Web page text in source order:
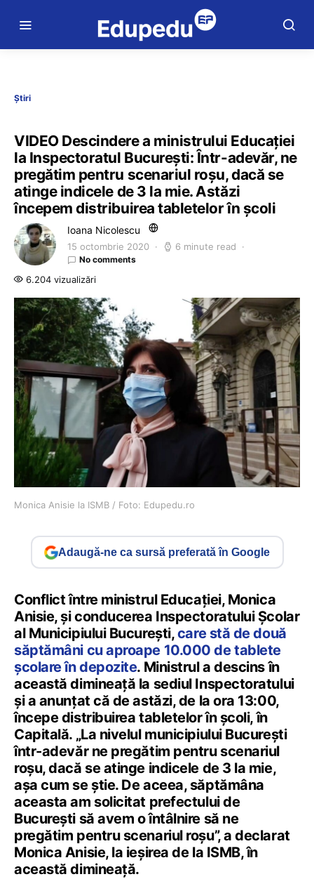
Știri
VIDEO Descindere a ministrului Educației
la Inspectoratul București: Într-adevăr, ne
pregătim pentru scenariul roșu, dacă se
atinge indicele de 3 la mie. Astăzi
începem distribuirea tabletelor în școli
Ioana Nicolescu
15 octombrie 2020 6 minute read
No comments
6.204 vizualizări
Monica Anisie la ISMB / Foto: Edupedu.ro
Adaugă-ne ca sursă preferată în Google
Conflict între ministrul Educației, Monica
Anisie, și conducerea Inspectoratului Școlar
al Municipiului București,care stă de două
săptămâni cu aproape 10.000 de tablete
școlare în depozite. Ministrul a descins în
această dimineață la sediul Inspectoratului
și a anunțat că de astăzi, de la ora 13:00,
începe distribuirea tabletelor în școli, în
Capitală. „La nivelul municipiului București
într-adevăr ne pregătim pentru scenariul
roșu, dacă se atinge indicele de 3 la mie,
așa cum se știe. De aceea, săptămâna
aceasta am solicitat prefectului de
București să avem o întâlnire să ne
pregătim pentru scenariul roșu”, a declarat
Monica Anisie, la ieșirea de la ISMB, în
această dimineață.